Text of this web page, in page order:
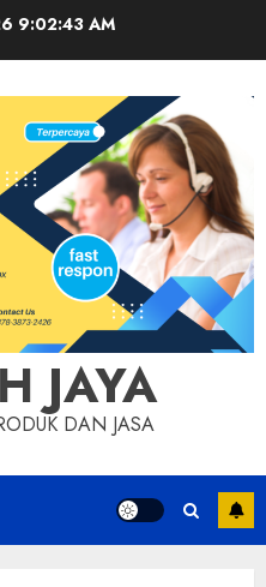
9:02:44 AM
JAYA
DAN JASA